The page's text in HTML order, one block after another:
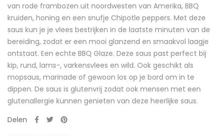
van rode frambozen uit noordwesten van Amerika, BBQ
kruiden, honing en een snufje Chipotle peppers. Met deze
saus kun je je vlees bestrijken in de laatste minuten van de
bereiding, zodat er een mooi glanzend en smaakvol laagje
ontstaat. Een echte BBQ Glaze. Deze saus past perfect bij
kip, rund, lams-, varkensvlees en wild. Ook geschikt als
mopsaus, marinade of gewoon los op je bord om in te
dippen. De saus is glutenvrij zodat ook mensen met een
glutenallergie kunnen genieten van deze heerlijke saus.
Delen